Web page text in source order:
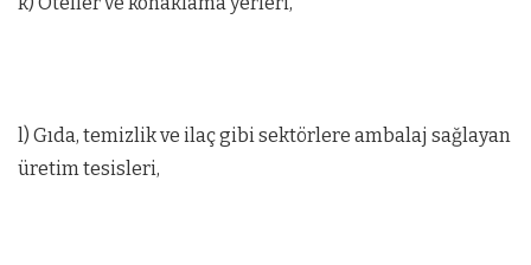
l) Gıda, temizlik ve ilaç gibi sektörlere ambalaj sağlayan
üretim tesisleri,